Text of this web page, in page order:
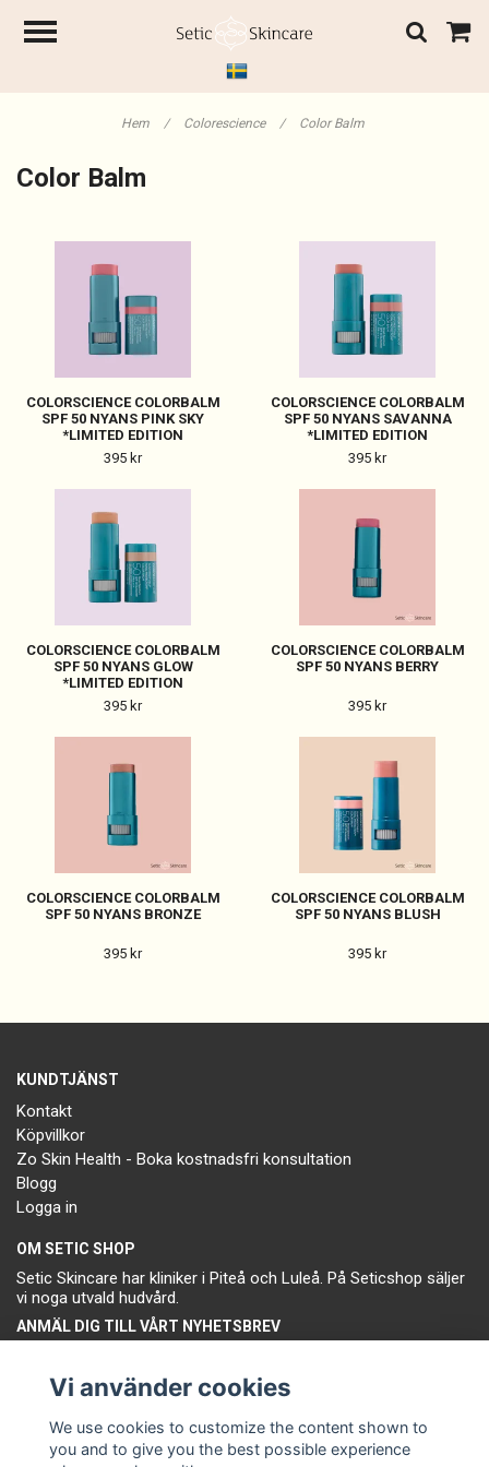
Hem / Colorescience / Color Balm
Color Balm
COLORSCIENCE COLORBALM
SPF 50 NYANS PINK SKY
*LIMITED EDITION
395 kr
COLORSCIENCE COLORBALM
SPF 50 NYANS SAVANNA
*LIMITED EDITION
395 kr
COLORSCIENCE COLORBALM
SPF 50 NYANS GLOW
*LIMITED EDITION
395 kr
COLORSCIENCE COLORBALM
SPF 50 NYANS BERRY
395 kr
COLORSCIENCE COLORBALM
SPF 50 NYANS BRONZE
395 kr
COLORSCIENCE COLORBALM
SPF 50 NYANS BLUSH
395 kr
KUNDTJÄNST
Kontakt
Köpvillkor
Zo Skin Health - Boka kostnadsfri konsultation
Blogg
Logga in
OM SETIC SHOP
Setic Skincare har kliniker i Piteå och Luleå. På Seticshop säljer
vi noga utvald hudvård.
ANMÄL DIG TILL VÅRT NYHETSBREV
Vi använder cookies
We use cookies to customize the content shown to
you and to give you the best possible experience